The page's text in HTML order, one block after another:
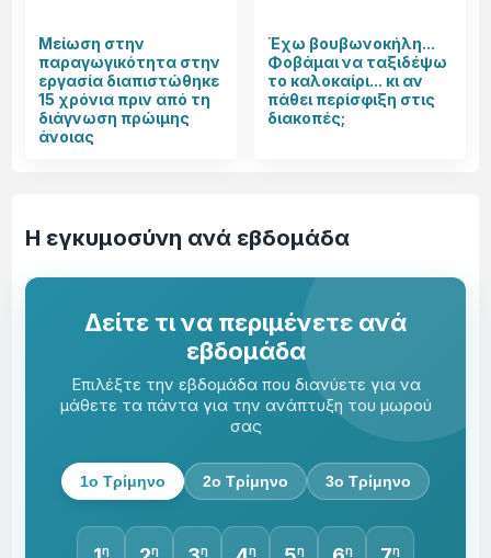
Μείωση στην
παραγωγικότητα στην
εργασία διαπιστώθηκε
15 χρόνια πριν από τη
διάγνωση πρώιμης
άνοιας
Έχω βουβωνοκήλη...
Φοβάμαι να ταξιδέψω
το καλοκαίρι... κι αν
πάθει περίσφιξη στις
διακοπές;
Η εγκυμοσύνη ανά εβδομάδα
Δείτε τι να περιμένετε ανά
εβδομάδα
Επιλέξτε την εβδομάδα που διανύετε για να
μάθετε τα πάντα για την ανάπτυξη του μωρού
σας
1ο Τρίμηνο 2ο Τρίμηνο 3ο Τρίμηνο
η η η η η η η